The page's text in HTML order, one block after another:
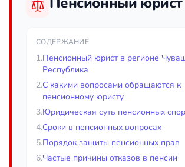
СОДЕРЖАНИЕ
1.Пенсионный юрист в регионе
Республика
2.С какими вопросами обращаются к
пенсионному юристу
3.Юридическая суть пенсионных
4.Сроки в пенсионных вопросах
5.Порядок защиты пенсионных прав
6.Частые причины отказов в пенсии